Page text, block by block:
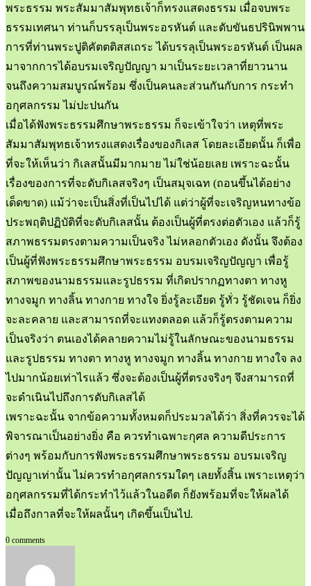
พระธรรม พระสัมมาสัมพุทธเจ้าก็ทรงแสดงธรรม เมื่อจบพระ
ธรรมเทศนา ท่านก็บรรลุเป็นพระอรหันต์ และดับขันธปรินิพพาน
การที่ท่านพระปูติคัตตติสสเถระ ได้บรรลุเป็นพระอรหันต์ เป็นผล
มาจากการได้อบรมเจริญปัญญา มาเป็นระยะเวลาที่ยาวนาน
จนถึงความสมบูรณ์พร้อม ซึ่งเป็นคนละส่วนกันกับการ กระทำ
อกุศลกรรม ไม่ปะปนกัน
เมื่อได้ฟังพระธรรมศึกษาพระธรรม ก็จะเข้าใจว่า เหตุที่พระ
สัมมาสัมพุทธเจ้าทรงแสดงเรื่องของกิเลส โดยละเอียดนั้น ก็เพื่อ
ที่จะให้เห็นว่า กิเลสนั้นมีมากมาย ไม่ใช่น้อยเลย เพราะฉะนั้น
เรื่องของการที่จะดับกิเลสจริงๆ เป็นสมุจเฉท (ถอนขึ้นได้อย่าง
เด็ดขาด) แม้ว่าจะเป็นสิ่งที่เป็นไปได้ แต่ว่าผู้ที่จะเจริญหนทางข้อ
ประพฤติปฏิบัติที่จะดับกิเลสนั้น ต้องเป็นผู้ที่ตรงต่อตัวเอง แล้วก็รู้
สภาพธรรมตรงตามความเป็นจริง ไม่หลอกตัวเอง ดังนั้น จึงต้อง
เป็นผู้ที่ฟังพระธรรมศึกษาพระธรรม อบรมเจริญปัญญา เพื่อรู้
สภาพของนามธรรมและรูปธรรม ที่เกิดปรากฏทางตา ทางหู
ทางจมูก ทางลิ้น ทางกาย ทางใจ ยิ่งรู้ละเอียด รู้ทั่ว รู้ชัดเจน ก็ยิ่ง
จะละคลาย และสามารถที่จะแทงตลอด แล้วก็รู้ตรงตามความ
เป็นจริงว่า ตนเองได้คลายความไม่รู้ในลักษณะของนามธรรม
และรูปธรรม ทางตา ทางหู ทางจมูก ทางลิ้น ทางกาย ทางใจ ลง
ไปมากน้อยเท่าไรแล้ว ซึ่งจะต้องเป็นผู้ที่ตรงจริงๆ จึงสามารถที่
จะดำเนินไปถึงการดับกิเลสได้
เพราะฉะนั้น จากข้อความทั้งหมดก็ประมวลได้ว่า สิ่งที่ควรจะได้
พิจารณาเป็นอย่างยิ่ง คือ ควรทำเฉพาะกุศล ความดีประการ
ต่างๆ พร้อมกับการฟังพระธรรมศึกษาพระธรรม อบรมเจริญ
ปัญญาเท่านั้น ไม่ควรทำอกุศลกรรมใดๆ เลยทั้งสิ้น เพราะเหตุว่า
อกุศลกรรมที่ได้กระทำไว้แล้วในอดีต ก็ยังพร้อมที่จะให้ผลได้
เมื่อถึงกาลที่จะให้ผลนั้นๆ เกิดขึ้นเป็นไป.
0 comments